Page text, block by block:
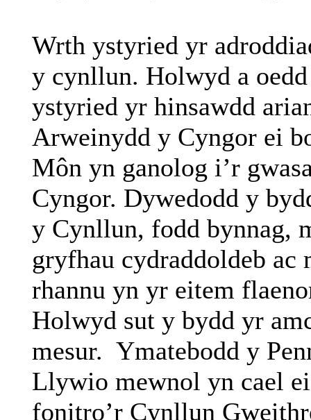
Wrth ystyried yr
y cynllun. Holwyd a
ystyried yr hinsawdd
Arweinydd y Cyngor ei
Môn yn ganolog i’r
Cyngor. Dywedodd y
y Cynllun, fodd bynnag,
gryfhau cydraddoldeb ac
rhannu yn yr eitem
Holwyd sut y bydd yr
mesur. Ymatebodd y
Llywio mewnol yn cael
fonitro’r Cynllun